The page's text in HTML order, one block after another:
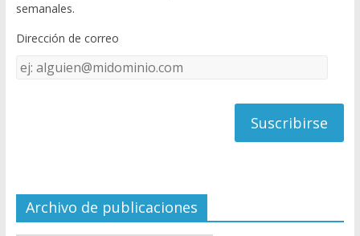
o
k e
C
el
semanales.
Dirección de correo
Dirección
Archivo de publicaciones